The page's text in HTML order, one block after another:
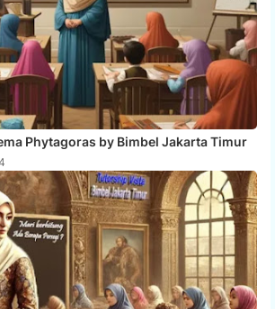
Phytagoras by Bimbel Jakarta Timur